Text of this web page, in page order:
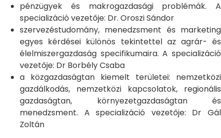
pénzügyek és makrogazdasági problémák. A
specializáció vezetője: Dr. Oroszi Sándor
szervezéstudomány, menedzsment és marketing
egyes kérdései különös tekintettel az agrár- és
élelmiszergazdaság specifikumaira. A specializáció
vezetője: Dr Borbély Csaba
a közgazdaságtan kiemelt területei: nemzetközi
gazdálkodás, nemzetközi kapcsolatok, regionális
gazdaságtan, környezetgazdaságtan és
menedzsment. A specializáció vezetője: Dr Gál
Zoltán